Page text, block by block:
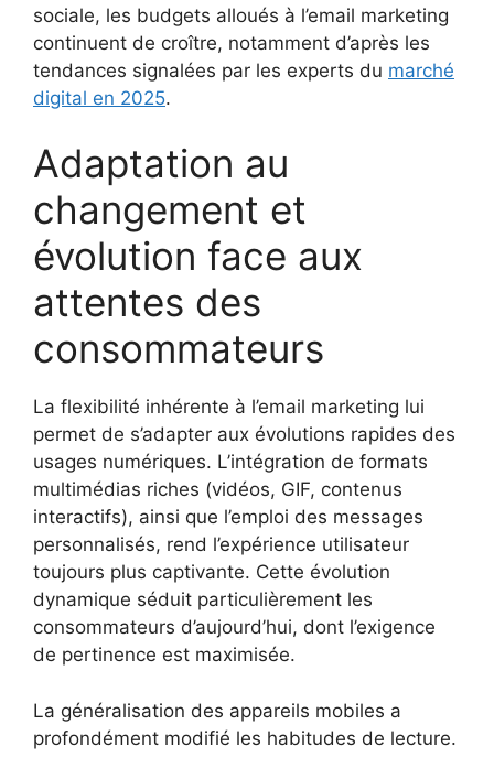
sociale, les budgets alloués à l’email marketing
continuent de croître, notamment d’après les
tendances signalées par les experts du marché
digital en 2025.
Adaptation au
changement et
évolution face aux
attentes des
consommateurs
La flexibilité inhérente à l’email marketing lui
permet de s’adapter aux évolutions rapides des
usages numériques. L’intégration de formats
multimédias riches (vidéos, GIF, contenus
interactifs), ainsi que l’emploi des messages
personnalisés, rend l’expérience utilisateur
toujours plus captivante. Cette évolution
dynamique séduit particulièrement les
consommateurs d’aujourd’hui, dont l’exigence
de pertinence est maximisée.
La généralisation des appareils mobiles a
profondément modifié les habitudes de lecture.